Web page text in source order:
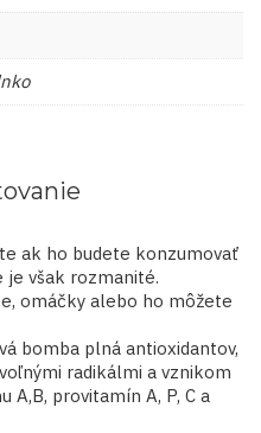
ak ho budete konzumovať
je však rozmanité.
omáčky alebo ho môžete
bomba plná antioxidantov,
radikálmi a vznikom
A,B, provitamín A, P, C a